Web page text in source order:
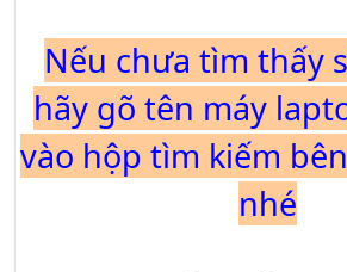
Nếu chưa tìm thấy
hãy gõ tên máy
vào hộp tìm kiếm
nhé